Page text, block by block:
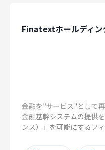
Finatextホールディン
金融を"サービス"として
金融基幹システムの提供
ンス）」を可能にするフ